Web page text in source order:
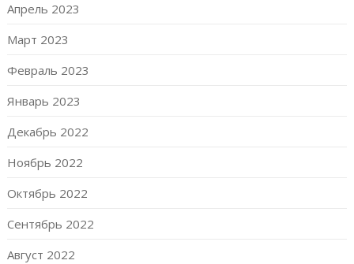
Апрель 2023
Март 2023
Февраль 2023
Январь 2023
Декабрь 2022
Ноябрь 2022
Октябрь 2022
Сентябрь 2022
Август 2022